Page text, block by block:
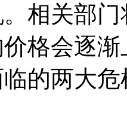
相关部
格会逐
的两大危